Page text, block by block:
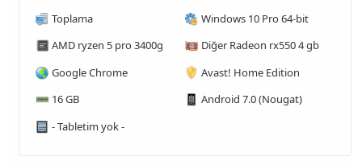
Toplama
Windows 10 Pro 64-bit
AMD ryzen 5 pro 3400g
Diğer Radeon rx550 4 gb
Google Chrome
Avast! Home Edition
16 GB
Android 7.0 (Nougat)
- Tabletim yok -